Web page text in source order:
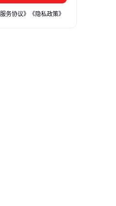
务协议》 《隐私政策》